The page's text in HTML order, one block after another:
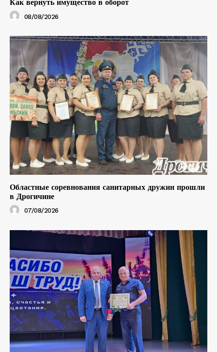
Как вернуть имущество в оборот
08/08/2026
Областные соревнования санитарных дружин прошли
в Дрогичине
07/08/2026